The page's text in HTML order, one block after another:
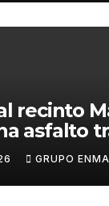
recinto
asfalto
GRUPO